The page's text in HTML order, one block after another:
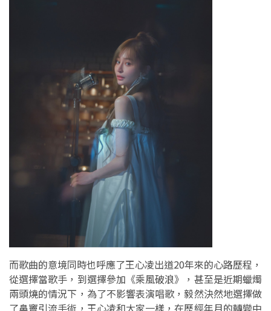
而歌曲的意境同時也呼應了王心凌出道20年來的心路歷程，
從選擇當歌手，到選擇參加《乘風破浪》，甚至是近期蠟燭
兩頭燒的情況下，為了不影響表演唱歌，毅然決然地選擇做
了鼻竇引流手術，王心凌和大家一樣，在歷經年月的轉變中